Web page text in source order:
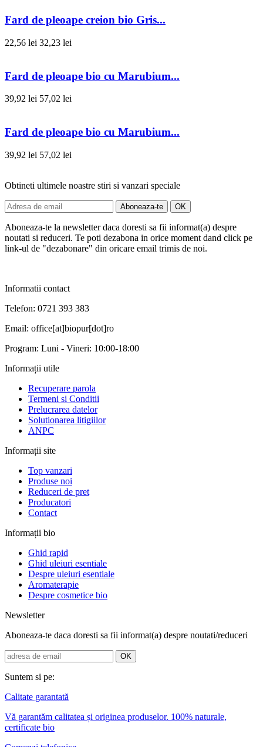
Fard de pleoape creion bio Gris...
22,56 lei 32,23 lei
Fard de pleoape bio cu Marubium...
39,92 lei 57,02 lei
Fard de pleoape bio cu Marubium...
39,92 lei 57,02 lei
Obtineti ultimele noastre stiri si vanzari speciale
Aboneaza-te la newsletter daca doresti sa fii informat(a) despre
noutati si reduceri. Te poti dezabona in orice moment dand click pe
link-ul de "dezabonare" din oricare email trimis de noi.
Informatii contact
Telefon: 0721 393 383
Email: office[at]biopur[dot]ro
Program: Luni - Vineri: 10:00-18:00
Informații utile
Recuperare parola
Termeni si Conditii
Prelucrarea datelor
Solutionarea litigiilor
ANPC
Informații site
Top vanzari
Produse noi
Reduceri de pret
Producatori
Contact
Informații bio
Ghid rapid
Ghid uleiuri esentiale
Despre uleiuri esentiale
Aromaterapie
Despre cosmetice bio
Newsletter
Aboneaza-te daca doresti sa fii informat(a) despre noutati/reduceri
Suntem si pe:
Calitate garantată
Vă garantăm calitatea și originea produselor. 100% naturale,
certificate bio